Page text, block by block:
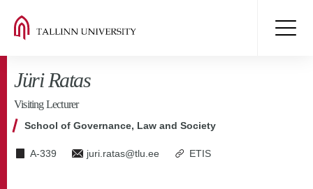
Jüri Ratas
Visiting Lecturer
School of Governance, Law and Society
A-339 juri.ratas@tlu.ee ETIS